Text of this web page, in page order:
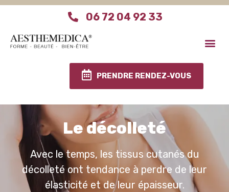
06 72 04 92 33
PRENDRE RENDEZ-VOUS
Le décolleté
Avec le temps, les tissus cutanés du
décolleté ont tendance à perdre de leur
élasticité et de leur épaisseur.